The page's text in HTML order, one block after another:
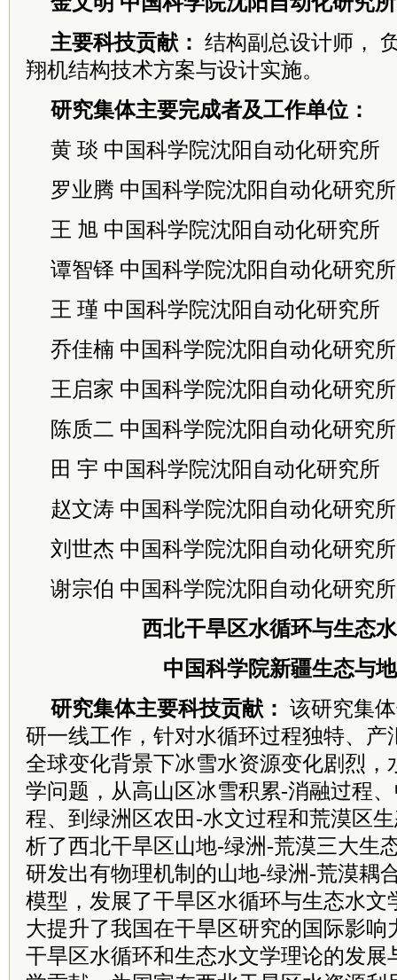
主要科技贡献： 结构副总设计师，
翔机结构技术方案与设计实施。
研究集体主要完成者及工作单位：
黄 琰 中国科学院沈阳自动化研究所
罗业腾 中国科学院沈阳自动化研究所
王 旭 中国科学院沈阳自动化研究所
谭智铎 中国科学院沈阳自动化研究所
王 瑾 中国科学院沈阳自动化研究所
乔佳楠 中国科学院沈阳自动化研究所
王启家 中国科学院沈阳自动化研究所
陈质二 中国科学院沈阳自动化研究所
田 宇 中国科学院沈阳自动化研究所
赵文涛 中国科学院沈阳自动化研究所
刘世杰 中国科学院沈阳自动化研究所
谢宗伯 中国科学院沈阳自动化研究所
西北干旱区水循环与生态
中国科学院新疆生态与
研究集体主要科技贡献： 该研究集
研一线工作，针对水循环过程独特、产
全球变化背景下冰雪水资源变化剧烈，
学问题，从高山区冰雪积累-消融过程
程、 到绿洲区农田-水文过程和荒漠区
析了西北干旱区山地-绿洲-荒漠三大生
研发出有物理机制的山地-绿洲-荒漠耦
模型，发展了干旱区水循环与生态水文
大提升了我国在干旱区研究的国际影响
干旱区水循环和生态水文学理论的发展